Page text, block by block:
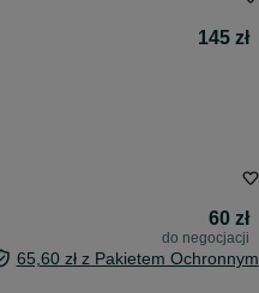
145 zł
60 zł
do negocjacji
65,60 zł z Pakietem Ochronnym